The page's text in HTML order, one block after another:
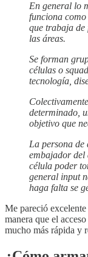
En general lo
funciona como
que trabaja de
las áreas.
Se forman
células o
tecnología,
determinado,
objetivo que
La persona de
embajador del
célula poder
general input
haga falta se
Me pareció
manera que el
mucho más rápida y